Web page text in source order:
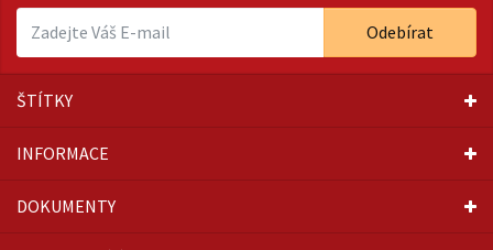
Odebírat
ŠTÍTKY
INFORMACE
DOKUMENTY